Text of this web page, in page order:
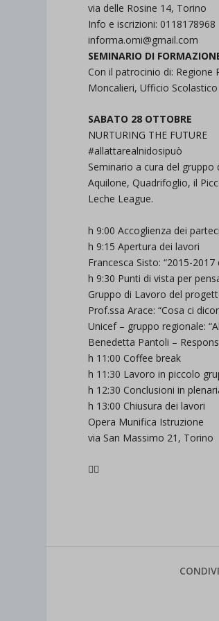
via delle Rosine 14, Torino
Info e iscrizioni: 0118178968
informa.omi@gmail.com
SEMINARIO DI
Con il patrocinio di:
Moncalieri, Ufficio
SABATO 28 OTTOBRE
NURTURING THE FUTURE
#allattarealnidosipuò
Seminario a cura del
Aquilone, Quadrifoglio, il
Leche League.
h 9:00 Accoglienza dei
h 9:15 Apertura dei lavori
Francesca Sisto: “2015-
h 9:30 Punti di vista per
Gruppo di Lavoro del
Prof.ssa Arace: “Cosa ci
Unicef – gruppo regionale:
Benedetta Pantoli –
h 11:00 Coffee break
h 11:30 Lavoro in piccolo
h 12:30 Conclusioni in
h 13:00 Chiusura dei lavori
Opera Munifica Istruzione
via San Massimo 21, Torino
